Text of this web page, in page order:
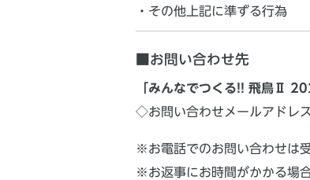
・その他上記に準ずる行為
■お問い合わせ先
「みんなでつくる!! 飛鳥Ⅱ
◇お問い合わせメールアドレス
※お電話でのお問い合わせは
※お返事にお時間がかかる場